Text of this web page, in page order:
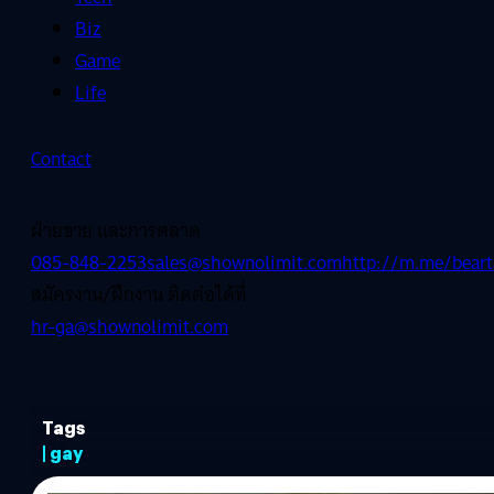
Biz
Game
Life
Contact
ฝ่ายขาย และการตลาด
085-848-2253sales@shownolimit.comhttp://m.me/
สมัครงาน/ฝึกงาน ติดต่อได้ที่
hr-ga@shownolimit.com
Tags
| gay